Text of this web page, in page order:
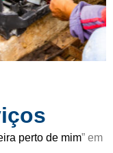
m
5
d
perto de mim” em